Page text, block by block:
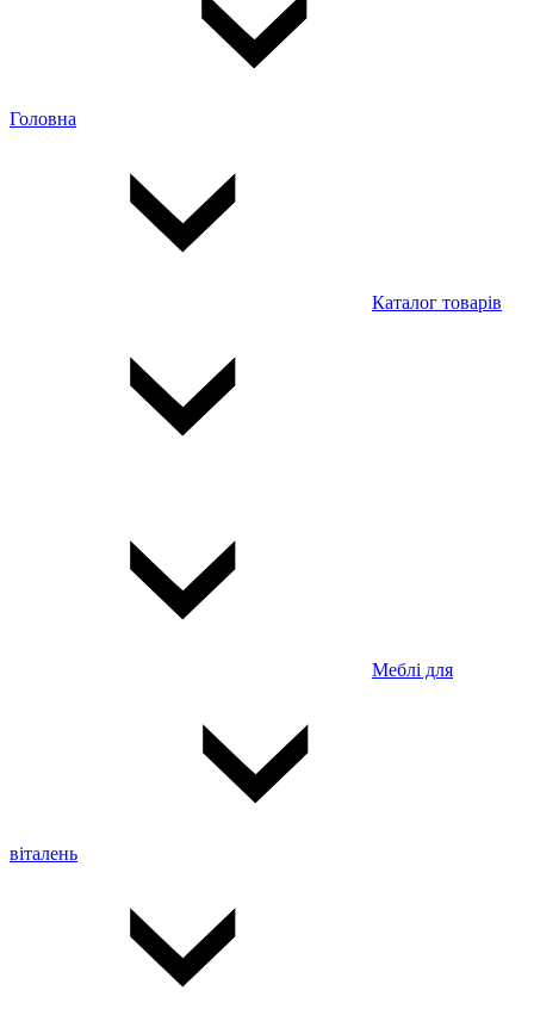
Головна
Каталог товарів
Меблі для
віталень